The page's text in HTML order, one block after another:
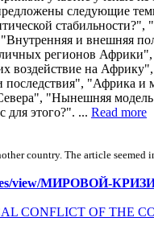
следующие
и внешняя
регионов
воздействие на
последствия", "Африка и
"Нынешняя
для этого?". ... Read more
country. The article seemed
view/МИРОВОЙ-
CONFLICT OF THE